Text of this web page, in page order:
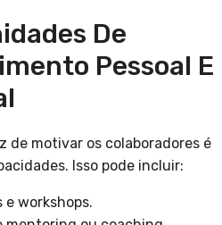
De
Pessoal E
de motivar os colaboradores é
Isso pode incluir:
e workshops.